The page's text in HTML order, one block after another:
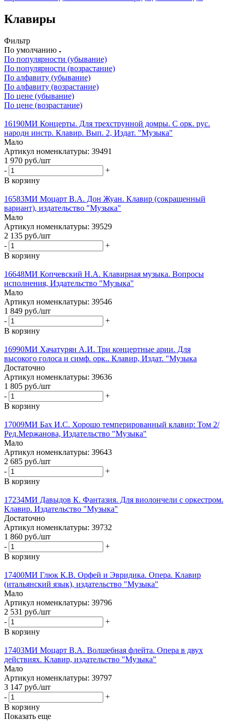
Клавиры
Фильтр
По умолчанию
По популярности (убывание)
По популярности (возрастание)
По алфавиту (убывание)
По алфавиту (возрастание)
По цене (убывание)
По цене (возрастание)
16190МИ Концерты. Для трехструнной домры. С орк. рус.
народн инстр. Клавир. Вып. 2, Издат. "Музыка"
Мало
Артикул номенклатуры: 39491
1 970 руб./шт
-
+
В корзину
16583МИ Моцарт В.А. Дон Жуан. Клавир (сокращенный
вариант), издательство "Музыка"
Мало
Артикул номенклатуры: 39529
2 135 руб./шт
-
+
В корзину
16648МИ Копчевский Н.А. Клавирная музыка. Вопросы
исполнения, Издательство "Музыка"
Мало
Артикул номенклатуры: 39546
1 849 руб./шт
-
+
В корзину
16990МИ Хачатурян А.И. Три концертные арии. Для
высокого голоса и симф. орк.. Клавир, Издат. "Музыка
Достаточно
Артикул номенклатуры: 39636
1 805 руб./шт
-
+
В корзину
17009МИ Бах И.С. Хорошо темперированный клавир: Том 2/
Ред.Мержанова, Издательство "Музыка"
Мало
Артикул номенклатуры: 39643
2 685 руб./шт
-
+
В корзину
17234МИ Давыдов К. Фантазия. Для виолончели с оркестром.
Клавир. Издательство "Музыка"
Достаточно
Артикул номенклатуры: 39732
1 860 руб./шт
-
+
В корзину
17400МИ Глюк К.В. Орфей и Эвридика. Опера. Клавир
(итальянский язык), издательство "Музыка"
Мало
Артикул номенклатуры: 39796
2 531 руб./шт
-
+
В корзину
17403МИ Моцарт В.А. Волшебная флейта. Опера в двух
действиях. Клавир, издательство "Музыка"
Мало
Артикул номенклатуры: 39797
3 147 руб./шт
-
+
В корзину
Показать еще